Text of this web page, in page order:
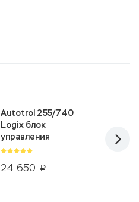
24 650 p
Autotrol 255/740
Logix блок
управления